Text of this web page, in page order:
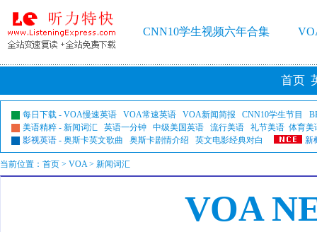
CNN10学生视频六年合集
首页
每日下载 - VOA慢速英语 VOA常速英语 VOA新闻简报 CNN10学生节目
美语精粹 - 新闻词汇 英语一分钟 中级美国英语 流行美语 礼节美语 体育美
影视英语 - 奥斯卡英文歌曲 奥斯卡剧情介绍 英文电影经典对白 新
当前位置： 首页 > VOA> 新闻词汇
VOA